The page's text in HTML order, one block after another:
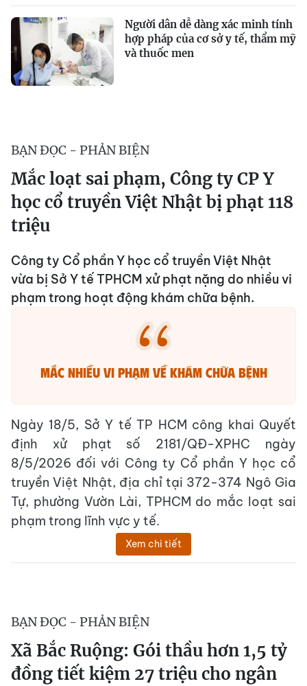
Người dân dễ dàng xác minh tính
hợp pháp của cơ sở y tế, thẩm mỹ
và thuốc men
BẠN ĐỌC - PHẢN BIỆN
Mắc loạt sai phạm, Công ty CP Y
học cổ truyền Việt Nhật bị phạt 118
triệu
Công ty Cổ phần Y học cổ truyền Việt Nhật
vừa bị Sở Y tế TPHCM xử phạt nặng do nhiều vi
phạm trong hoạt động khám chữa bệnh.
Mắc nhiều vi phạm về khám chữa bệnh
Ngày 18/5, Sở Y tế TP HCM công khai Quyết
định xử phạt số 2181/QĐ-XPHC ngày
8/5/2026 đối với Công ty Cổ phần Y học cổ
truyền Việt Nhật, địa chỉ tại 372-374 Ngô Gia
Tự, phường Vườn Lài, TPHCM do mắc loạt sai
phạm trong lĩnh vực y tế.
Xem chi tiết
BẠN ĐỌC - PHẢN BIỆN
Xã Bắc Ruộng: Gói thầu hơn 1,5 tỷ
đồng tiết kiệm 27 triệu cho ngân